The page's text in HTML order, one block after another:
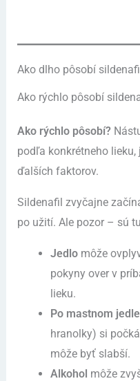
Ako dlho pôsobí
Ako rýchlo pôsobí
Ako rýchlo pôsobí?
podľa konkrétneho
ďalších faktorov.
Sildenafil zvyčajne
po užití. Ale pozor – sú
Jedlomôže
pokyny over v
lieku.
Po mastnom jedle
hranolky) si
môže byť slabší.
Alkohol môže